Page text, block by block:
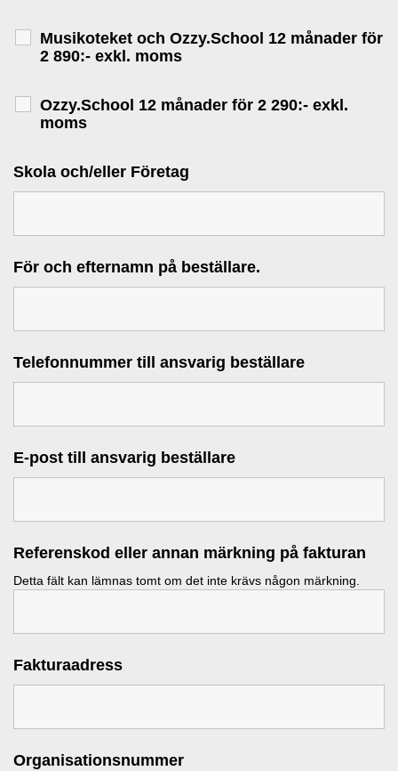
Musikoteket och Ozzy.School 12 månader för
2 890:- exkl. moms
Ozzy.School 12 månader för 2 290:- exkl.
moms
Skola och/eller Företag
För och efternamn på beställare.
Telefonnummer till ansvarig beställare
E-post till ansvarig beställare
Referenskod eller annan märkning på fakturan
Detta fält kan lämnas tomt om det inte krävs någon märkning.
Fakturaadress
Organisationsnummer